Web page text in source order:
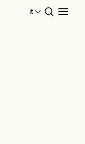
it